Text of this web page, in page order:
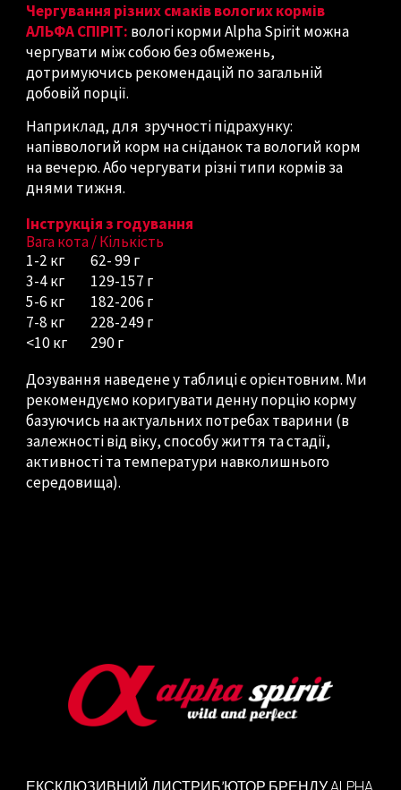
Чергування різних смаків вологих кормів
АЛЬФА СПІРІТ: вологі корми Alpha Spirit можна
чергувати між собою без обмежень,
дотримуючись рекомендацій по загальній
добовій порції.
Наприклад, для зручності підрахунку:
напіввологий корм на сніданок та вологий корм
на вечерю. Або чергувати різні типи кормів за
днями тижня.
Інструкція з годування
Вага кота / Кількість
1-2 кг
62- 99 г
3-4кг
129-157 г
5-6кг
182-206 г
7-8 кг
228-249 г
<10кг
290 г
Дозування наведене у таблиці є орієнтовним. Ми
рекомендуємо коригувати денну порцію корму
базуючись на актуальних потребах тварини (в
залежності від віку, способу життя та стадії,
активності та температури навколишнього
середовища).
ЕКСКЛЮЗИВНИЙ ДИСТРИБ’ЮТОР БРЕНДУ